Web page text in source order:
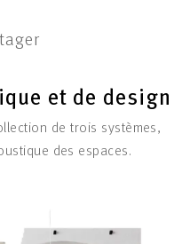
et de design
de trois systèmes,
des espaces.